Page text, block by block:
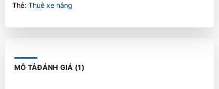
Thẻ: Thuê xe nâng
MÔ TẢĐÁNH GIÁ (1)